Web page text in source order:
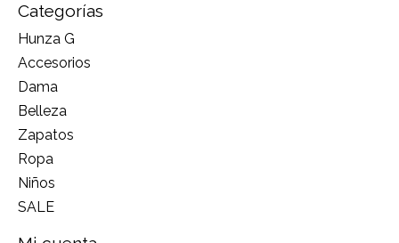
Categorías
Hunza G
Accesorios
Dama
Belleza
Zapatos
Ropa
Niños
SALE